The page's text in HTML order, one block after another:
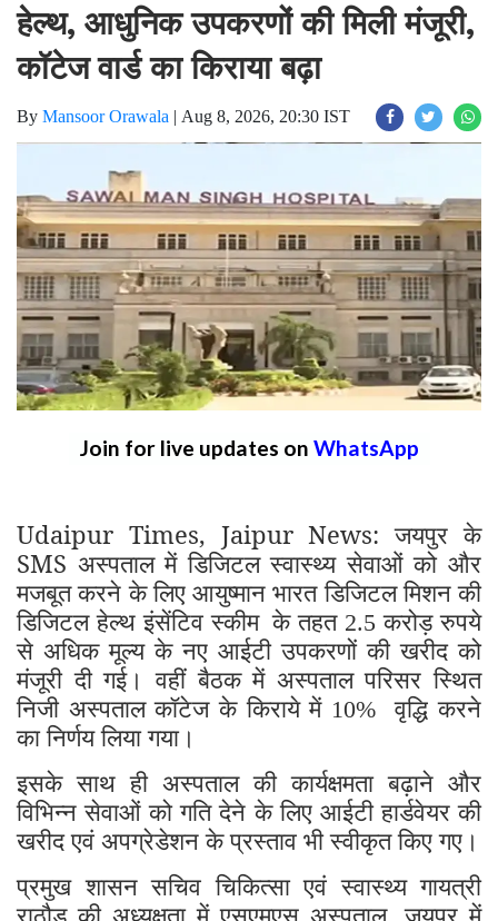
हेल्थ, आधुनिक उपकरणों की मिली मंजूरी,
कॉटेज वार्ड का किराया बढ़ा
By Mansoor Orawala | Aug 8, 2026, 20:30 IST
Join for live updates on WhatsApp
Udaipur Times, Jaipur News: जयपुर के
SMS अस्पताल में डिजिटल स्वास्थ्य सेवाओं को और
मजबूत करने के लिए आयुष्मान भारत डिजिटल मिशन की
डिजिटल हेल्थ इंसेंटिव स्कीम के तहत 2.5करोड़ रुपये
से अधिक मूल्य के नए आईटी उपकरणों की खरीद को
मंजूरी दी गई। वहीं बैठक में अस्पताल परिसर स्थित
निजी अस्पताल कॉटेज के किराये में 10%
वृद्धि करने
का निर्णय लिया गया।
इसके साथ ही अस्पताल की कार्यक्षमता बढ़ाने और
विभिन्न सेवाओं को गति देने के लिए आईटी हार्डवेयर की
खरीद एवं अपग्रेडेशन के प्रस्ताव भी स्वीकृत किए गए।
प्रमुख शासन सचिव चिकित्सा एवं स्वास्थ्य गायत्री
राठौड़ की अध्यक्षता में एसएमएस अस्पताल जयपुर में